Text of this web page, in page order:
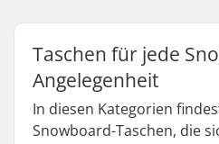
Taschen für jede
Angelegenheit
In diesen Kategorien
Snowboard-Taschen, die